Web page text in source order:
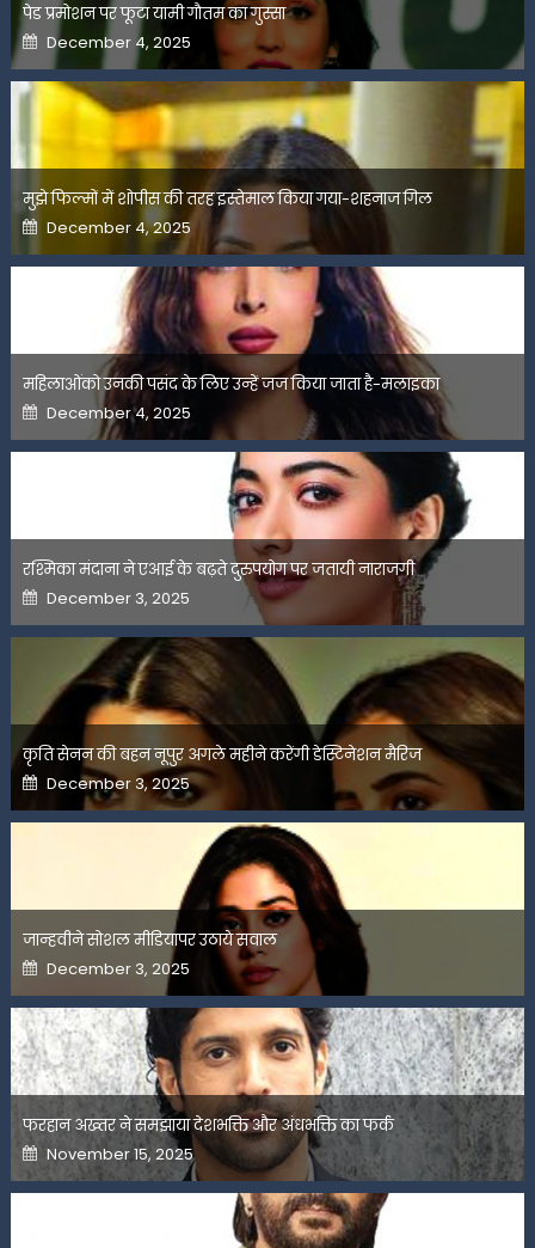
पेड प्रमोशन पर फूटा यामी गौतम का गुस्सा
Posted
on
December 4, 2025
मुझे फिल्मों में शोपीस की तरह इस्तेमाल किया गया-शहनाज गिल
Posted
on
December 4, 2025
महिलाओंको उनकी पसंद के लिए उन्हें जज किया जाता है-मलाइका
Posted
on
December 4, 2025
रश्मिका मंदाना ने एआई के बढ़ते दुरुपयोग पर जतायी नाराजगी
Posted
on
December 3, 2025
कृति सेनन की बहन नूपुर अगले महीने करेंगी डेस्टिनेशन मैरिज
Posted
on
December 3, 2025
जान्हवीने सोशल मीडियापर उठाये सवाल
Posted
on
December 3, 2025
फरहान अख्तर ने समझाया देशभक्ति और अंधभक्ति का फर्क
Posted
on
November 15, 2025